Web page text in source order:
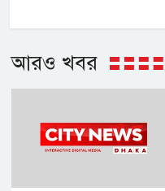
আরও খবর